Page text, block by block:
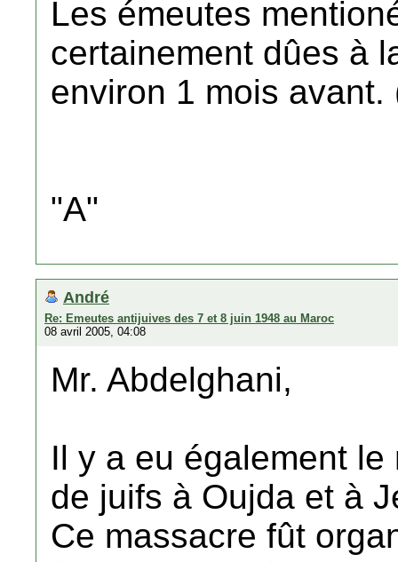
Les émeutes
certainement dûes à
environ 1 mois
"A"
André
Re: Emeutes antijuives des 7 et 8 juin 1948 au Maroc
08 avril 2005, 04:08
Mr. Abdelghani,
Il y a eu également le
de juifs à Oujda et à
Ce massacre fût